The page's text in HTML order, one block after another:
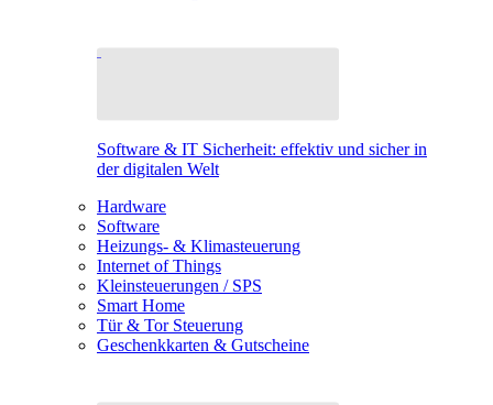
Software & IT Sicherheit: effektiv und sicher in
der digitalen Welt
Hardware
Software
Heizungs- & Klimasteuerung
Internet of Things
Kleinsteuerungen / SPS
Smart Home
Tür & Tor Steuerung
Geschenkkarten & Gutscheine